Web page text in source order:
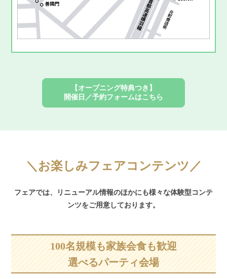
【オープニング特典つき】
開催日／予約フォームはこちら
＼お楽しみフェアコンテンツ／
フェアでは、リニューアル情報のほかにも様々な体験型コンテ
ンツをご用意しております。
100名規模も家族会食も歓迎
選べるパーティ会場